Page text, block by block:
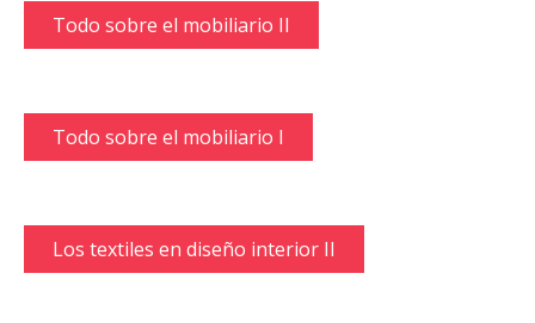
Todo sobre el mobiliario II
Todo sobre el mobiliario I
Los textiles en diseño interior II